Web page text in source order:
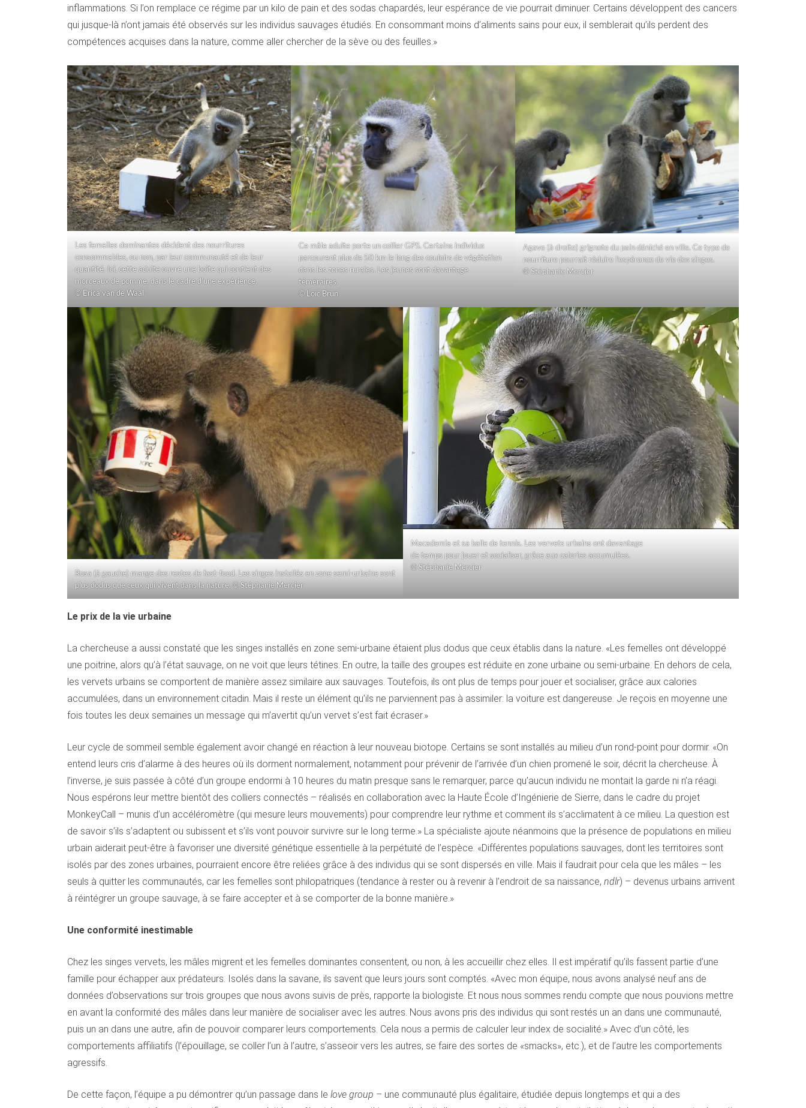
inflammations. Si l’on remplace ce régime par un kilo de pain et des sodas chapardés, leur espérance de vie pourrait diminuer. Certains développent des cancers
qui jusque-là n’ont jamais été observés sur les individus sauvages étudiés. En consommant moins d’aliments sains pour eux, il semblerait qu’ils perdent des
compétences acquises dans la nature, comme aller chercher de la sève ou des feuilles.»
Les femelles dominantes décident des nourritures
consommables, ou non, par leur communauté et de leur
quantité. Ici, cette adulte ouvre une boîte qui contient des
morceaux de pomme, dans le cadre d’une expérience.
© Erica van de Waal
Ce mâle adulte porte un collier GPS. Certains individus
parcourent plus de 50 km le long des couloirs de végétation
dans les zones rurales. Les jeunes sont davantage
téméraires.
© Loïc Brun
Agave (à droite) grignote du pain déniché en ville. Ce type de
nourriture pourrait réduire l’espérance de vie des singes.
© Stéphanie Mercier
Rosa (à gauche) mange des restes de fast-food. Les singes installés en zone semi-urbaine sont
plus dodus que ceux qui vivent dans la nature. © Stéphanie Mercier
Macademia et sa balle de tennis. Les vervets urbains ont davantage
de temps pour jouer et socialiser, grâce aux calories accumulées.
© Stéphanie Mercier
Le prix de la vie urbaine
La chercheuse a aussi constaté que les singes installés en zone semi-urbaine étaient plus dodus que ceux établis dans la nature. «Les femelles ont développé
une poitrine, alors qu’à l’état sauvage, on ne voit que leurs tétines. En outre, la taille des groupes est réduite en zone urbaine ou semi-urbaine. En dehors de cela,
les vervets urbains se comportent de manière assez similaire aux sauvages. Toutefois, ils ont plus de temps pour jouer et socialiser, grâce aux calories
accumulées, dans un environnement citadin. Mais il reste un élément qu’ils ne parviennent pas à assimiler: la voiture est dangereuse. Je reçois en moyenne une
fois toutes les deux semaines un message qui m’avertit qu’un vervet s’est fait écraser.»
Leur cycle de sommeil semble également avoir changé en réaction à leur nouveau biotope. Certains se sont installés au milieu d’un rond-point pour dormir. «On
entend leurs cris d’alarme à des heures où ils dorment normalement, notamment pour prévenir de l’arrivée d’un chien promené le soir, décrit la chercheuse. À
l’inverse, je suis passée à côté d’un groupe endormi à 10 heures du matin presque sans le remarquer, parce qu’aucun individu ne montait la garde ni n’a réagi.
Nous espérons leur mettre bientôt des colliers connectés – réalisés en collaboration avec la Haute École d’Ingénierie de Sierre, dans le cadre du projet
MonkeyCall – munis d’un accéléromètre (qui mesure leurs mouvements) pour comprendre leur rythme et comment ils s’acclimatent à ce milieu. La question est
de savoir s’ils s’adaptent ou subissent et s’ils vont pouvoir survivre sur le long terme.» La spécialiste ajoute néanmoins que la présence de populations en milieu
urbain aiderait peut-être à favoriser une diversité génétique essentielle à la perpétuité de l’espèce. «Différentes populations sauvages, dont les territoires sont
isolés par des zones urbaines, pourraient encore être reliées grâce à des individus qui se sont dispersés en ville. Mais il faudrait pour cela que les mâles – les
seuls à quitter les communautés, car les femelles sont philopatriques (tendance à rester ou à revenir à l’endroit de sa naissance, ndlr) – devenus urbains arrivent
à réintégrer un groupe sauvage, à se faire accepter et à se comporter de la bonne manière.»
Une conformité inestimable
Chez les singes vervets, les mâles migrent et les femelles dominantes consentent, ou non, à les accueillir chez elles. Il est impératif qu’ils fassent partie d’une
famille pour échapper aux prédateurs. Isolés dans la savane, ils savent que leurs jours sont comptés. «Avec mon équipe, nous avons analysé neuf ans de
données d’observations sur trois groupes que nous avons suivis de près, rapporte la biologiste. Et nous nous sommes rendu compte que nous pouvions mettre
en avant la conformité des mâles dans leur manière de socialiser avec les autres. Nous avons pris des individus qui sont restés un an dans une communauté,
puis un an dans une autre, afin de pouvoir comparer leurs comportements. Cela nous a permis de calculer leur index de socialité.» Avec d’un côté, les
comportements affiliatifs (l’épouillage, se coller l’un à l’autre, s’asseoir vers les autres, se faire des sortes de «smacks», etc.), et de l’autre les comportements
agressifs.
De cette façon, l’équipe a pu démontrer qu’un passage dans le love group – une communauté plus égalitaire, étudiée depuis longtemps et qui a des